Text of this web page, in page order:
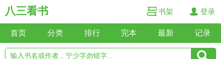
八三看书 书架 登录
首页 分类 排行 完本 最新 记录